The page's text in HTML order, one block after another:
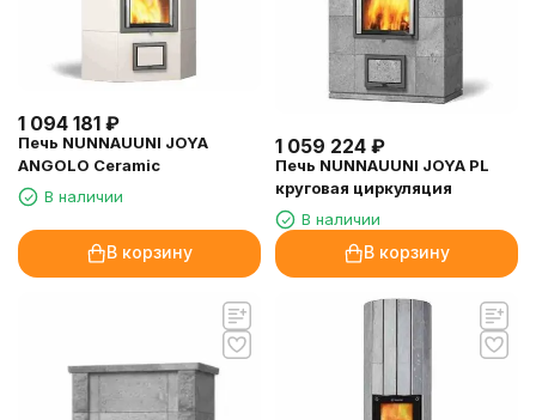
1 094 181 ₽
Печь NUNNAUUNI JOYA
ANGOLO Ceramic
В наличии
В корзину
1 059 224 ₽
Печь NUNNAUUNI JOYA PL
круговая циркуляция
В наличии
В корзину